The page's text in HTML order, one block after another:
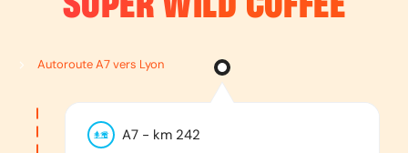
Autoroute A7 vers Lyon
A7 - km 242